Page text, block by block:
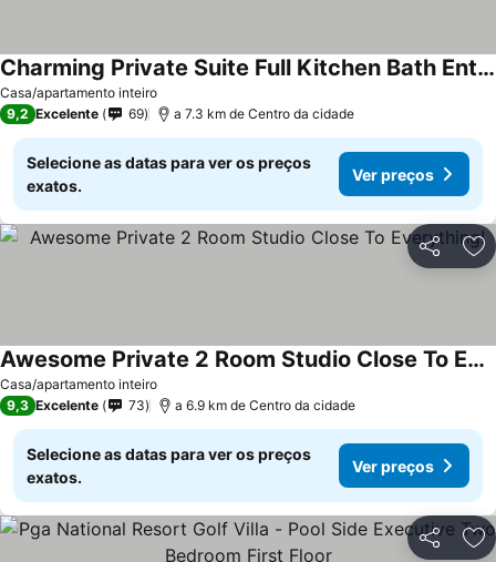
Casa/apartamento inteiro
Charming Private Suite Full Kitchen Bath Entry. Pool Home.5Min:Beach,Stadium,Pga
9,2 Excelente 69 a 7.3 km de Centro da cidade
Selecione as datas para ver os preços
exatos.
Ver preços
Partilhar
Casa/apartamento inteiro
Awesome Private 2 Room Studio Close To Everything!
9,3 Excelente 73 a 6.9 km de Centro da cidade
Selecione as datas para ver os preços
exatos.
Ver preços
Partilhar